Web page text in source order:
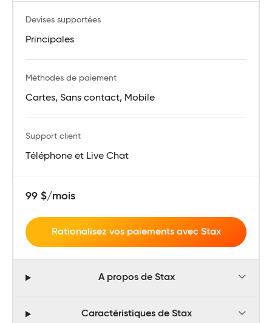
Devises supportées
Principales
Méthodes de paiement
Cartes, Sans contact, Mobile
Support client
Téléphone et Live Chat
99 $/mois
Rationalisez vos paiements avec Stax
A propos de Stax
Caractéristiques de Stax